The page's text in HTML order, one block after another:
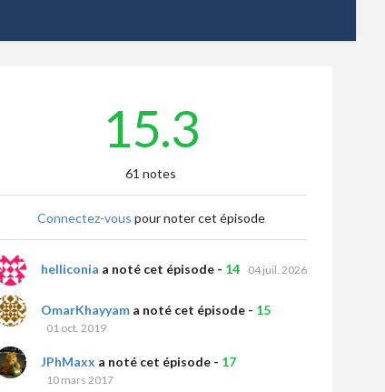
15.3
61 notes
Connectez-vous pour noter cet épisode
helliconia a noté cet épisode - 14 04 juil. 2026
OmarKhayyam a noté cet épisode - 15
01 oct. 2019
JPhMaxx a noté cet épisode - 17
10 mars 2017